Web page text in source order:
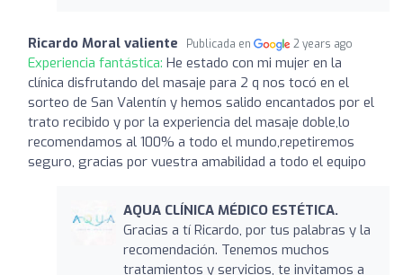
Ricardo Moral valiente Publicada en 2 years ago
Experiencia fantástica: He estado con mi mujer en la
clínica disfrutando del masaje para 2 q nos tocó en el
sorteo de San Valentín y hemos salido encantados por el
trato recibido y por la experiencia del masaje doble,lo
recomendamos al 100% a todo el mundo,repetiremos
seguro, gracias por vuestra amabilidad a todo el equipo
AQUA CLÍNICA MÉDICO ESTÉTICA.
Gracias a tí Ricardo, por tus palabras y la
recomendación. Tenemos muchos
tratamientos y servicios, te invitamos a